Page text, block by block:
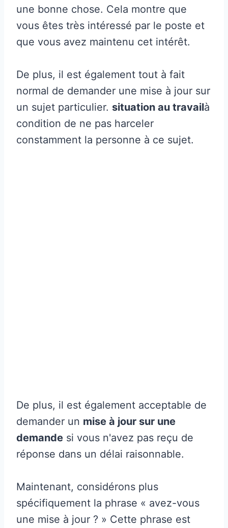
une bonne chose. Cela montre que
vous êtes très intéressé par le poste et
que vous avez maintenu cet intérêt.
De plus, il est également tout à fait
normal de demander une mise à jour sur
un sujet particulier. situation au travailà
condition de ne pas harceler
constamment la personne à ce sujet.
De plus, il est également acceptable de
demander un mise à jour sur une
demande si vous n'avez pas reçu de
réponse dans un délai raisonnable.
Maintenant, considérons plus
spécifiquement la phrase « avez-vous
une mise à jour ? » Cette phrase est